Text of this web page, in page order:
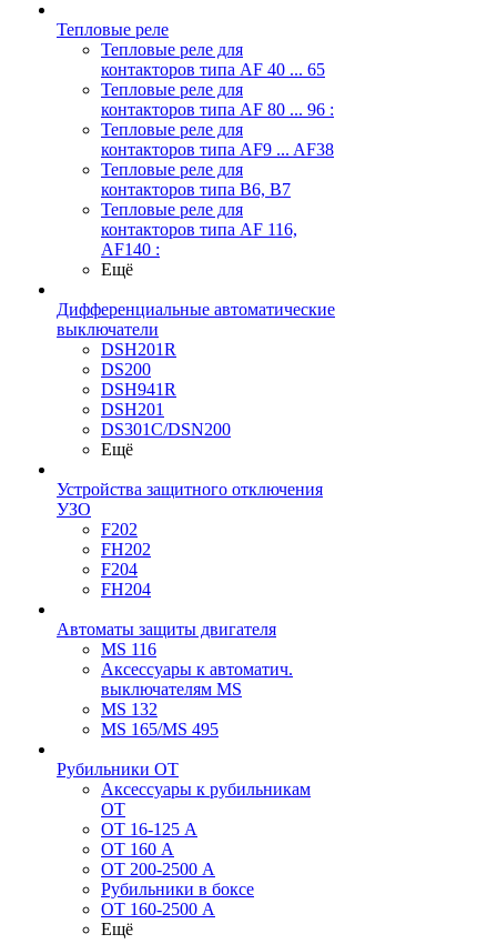
Тепловые реле
Тепловые реле для
контакторов типа AF 40 ... 65
Тепловые реле для
контакторов типа AF 80 ... 96 :
Тепловые реле для
контакторов типа AF9 ... AF38
Тепловые реле для
контакторов типа В6, В7
Тепловые реле для
контакторов типа AF 116,
AF140 :
Ещё
Дифференциальные автоматические
выключатели
DSH201R
DS200
DSH941R
DSH201
DS301C/DSN200
Ещё
Устройства защитного отключения
УЗО
F202
FH202
F204
FH204
Автоматы защиты двигателя
MS 116
Аксессуары к автоматич.
выключателям MS
MS 132
MS 165/MS 495
Рубильники ОТ
Аксессуары к рубильникам
OT
OT 16-125 А
OT 160 А
OT 200-2500 А
Рубильники в боксе
OT 160-2500 А
Ещё